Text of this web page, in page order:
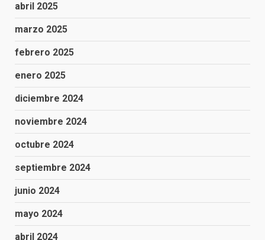
abril 2025
marzo 2025
febrero 2025
enero 2025
diciembre 2024
noviembre 2024
octubre 2024
septiembre 2024
junio 2024
mayo 2024
abril 2024